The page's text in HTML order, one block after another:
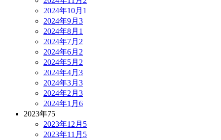
2024年10月 1
2024年9月 3
2024年8月 1
2024年7月 2
2024年6月 2
2024年5月 2
2024年4月 3
2024年3月 3
2024年2月 3
2024年1月 6
2023年75
2023年12月 5
2023年11月 5